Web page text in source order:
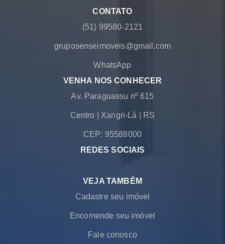
CONTATO
(51) 99580-2121
gruposenseimoveis@gmail.com
WhatsApp
VENHA NOS CONHECER
Av. Paraguassu nº 615
Centro Xangri-Lá RS
CEP: 95588000
REDES SOCIAIS
VEJA TAMBÉM
Cadastre seu imóvel
Encomende seu imóvel
Fale conosco